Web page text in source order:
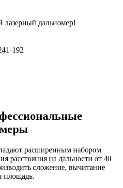
дальномер!
192
расширенным набором
расстояния на дальности от 40
сложение, вычитание
площадь.